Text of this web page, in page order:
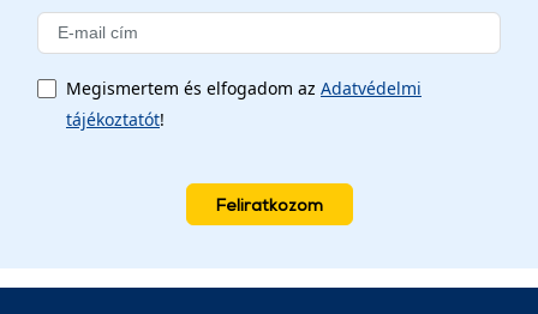
Megismertem és elfogadom az Adatvédelmi
tájékoztatót!
Feliratkozom